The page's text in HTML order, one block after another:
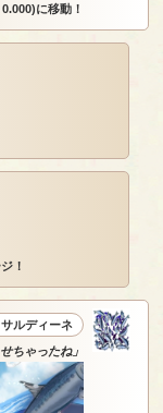
に移動！
！
ルディーネ
ちゃったね」